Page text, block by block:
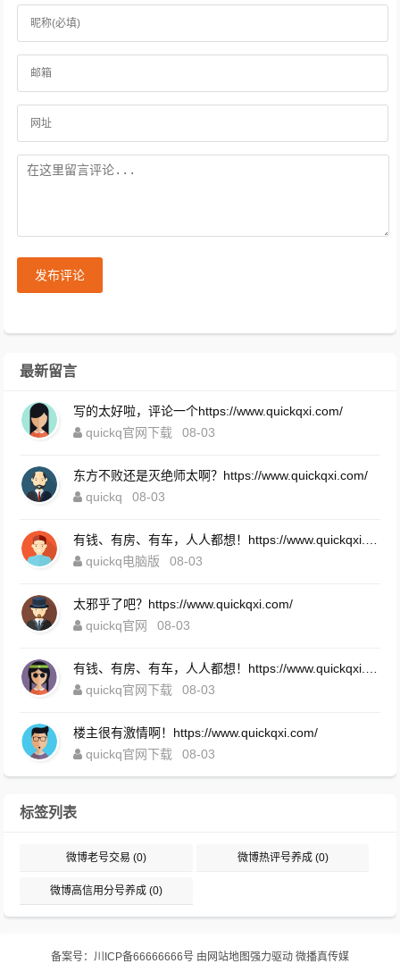
发布评论
最新留言
写的太好啦，评论一个https://www.quickqxi.com/
quickq官网下载
08-03
东方不败还是灭绝师太啊？https://www.quickqxi.com/
quickq
08-03
quickq电脑版
08-03
太邪乎了吧？https://www.quickqxi.com/
quickq官网
08-03
quickq官网下载
08-03
楼主很有激情啊！https://www.quickqxi.com/
quickq官网下载
08-03
标签列表
微博老号交易 (0) 微博热评号养成(0)
微博高信用分号养成 (0)
备案号： 川ICP备66666666号 由 网站地图强力驱动 微播真传媒